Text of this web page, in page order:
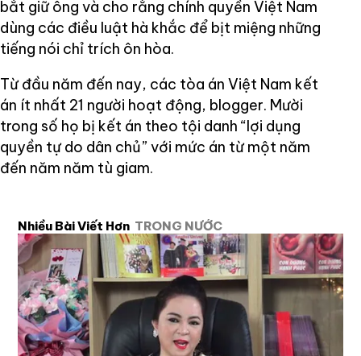
bắt giữ ông và cho rằng chính quyền Việt Nam
dùng các điều luật hà khắc để bịt miệng những
tiếng nói chỉ trích ôn hòa.
Từ đầu năm đến nay, các tòa án Việt Nam kết
án ít nhất 21 người hoạt động, blogger. Mười
trong số họ bị kết án theo tội danh “lợi dụng
quyền tự do dân chủ” với mức án từ một năm
đến năm năm tù giam.
Nhiều Bài Viết Hơn TRONG NƯỚC